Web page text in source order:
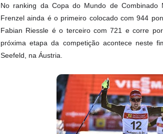
No ranking da Copa do Mundo de
Frenzel ainda é o primeiro colocado com 944
Fabian Riessle é o terceiro com 721 e corre
próxima etapa da competição acontece neste
Seefeld, na Áustria.